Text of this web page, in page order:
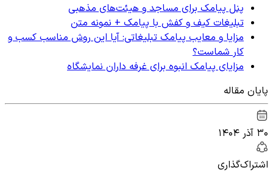
پنل پیامک برای مساجد و هیئت‌های مذهبی
تبلیغات کیف و کفش با پیامک + نمونه متن
مزایا و معایب پیامک تبلیغاتی: آیا این روش مناسب کسب و
کار شماست؟
مزایای پیامک انبوه برای غرفه داران نمایشگاه
پایان مقاله
۳۰ آذر ۱۴۰۴
اشتراک‌گذاری